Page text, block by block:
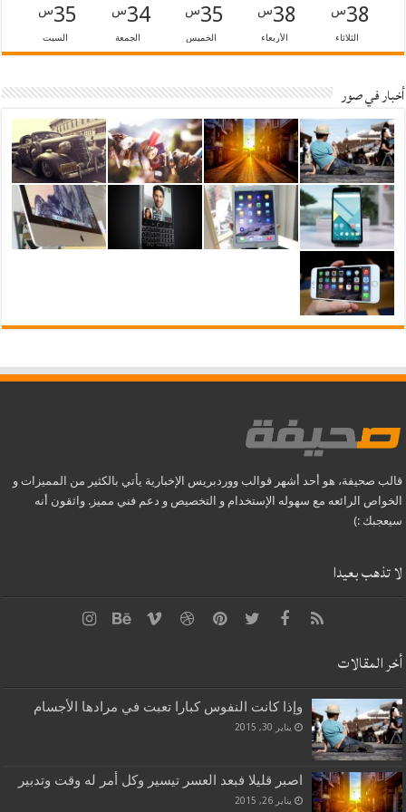
38س
الثلاثاء
38س
الأربعاء
35س
الخميس
34س
الجمعة
35س
السبت
أخبار في صور
قالب صحيفة، هو أحد أشهر قوالب ووردبريس الإخبارية يأتي بالكثير من المميزات و
الخواص الرائعه مع سهوله الإستخدام و التخصيص و دعم فني مميز. واثقون أنه
سيعجبك :)
لا تذهب بعيدا
أخر المقالات
وإذا كانت النفوس كبارا تعبت في مرادها الأجسام
يناير 30, 2015
اصبر قليلا فبعد العسر تيسير وكل أمر له وقت وتدبير
يناير 26, 2015